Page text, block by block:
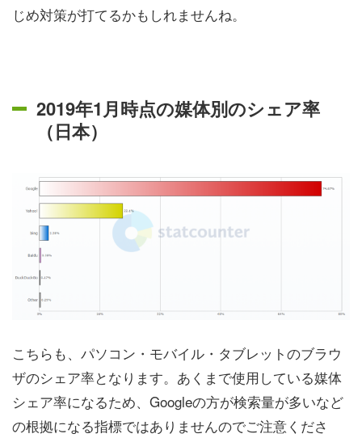
じめ対策が打てるかもしれませんね。
2019年1月時点の媒体別のシェア率
（日本）
こちらも、パソコン・モバイル・タブレットのブラウ
ザのシェア率となります。あくまで使用している媒体
シェア率になるため、Googleの方が検索量が多いなど
の根拠になる指標ではありませんのでご注意くださ